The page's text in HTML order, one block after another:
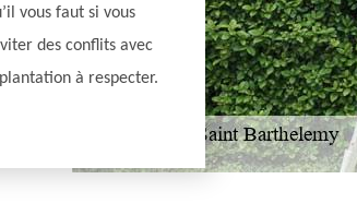
vous faut si vous
des conflits avec
à respecter.